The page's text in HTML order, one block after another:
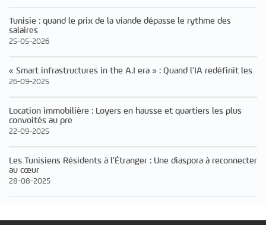
Tunisie : quand le prix de la viande dépasse le rythme des
salaires
25-05-2026
« Smart infrastructures in the A.I era » : Quand l’IA redéfinit les
26-09-2025
Location immobilière : Loyers en hausse et quartiers les plus
convoités au pre
22-09-2025
Les Tunisiens Résidents à l’Étranger : Une diaspora à reconnecter
au cœur
28-08-2025